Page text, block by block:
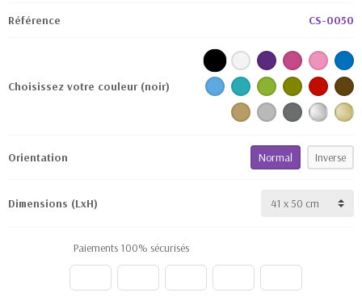
Référence CS-0050
Choisissez votre couleur(noir)
Orientation Normal Inverse
Dimensions (LxH)
Paiements 100% sécurisés